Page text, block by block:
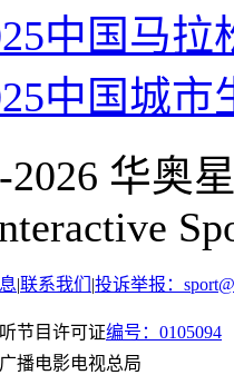
中国马
中国城
2026 华奥
|联系我们 |投诉举报：
节目许可证编号：0105094
播电影电视总局